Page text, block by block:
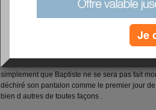
suivi son frere dans la salle de classe et se
Deux enfants dans la même classe c est
chasser l inquietude du premier jour , même
preferable pour tout un tas de raisons de
Voilou , premier verdict , donc à 11 h35 quand
simplement que Baptiste ne se sera pas fait
déchiré son pantalon comme le premier jour
bien d autres de toutes façons .
Je